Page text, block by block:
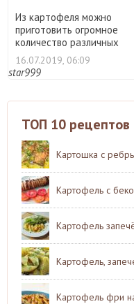
Из картофеля можно
приготовить огромное
количество различных
блюд. О ...
16.07.2019, 06:09
star999
ТОП 10 рецептов
Картошка с
Картофель с
Картофель
Картофель,
Картофель фри